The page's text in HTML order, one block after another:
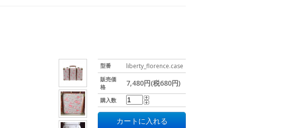
型番 liberty_florence.case
販売価
格
7,480円(税680円)
購入数